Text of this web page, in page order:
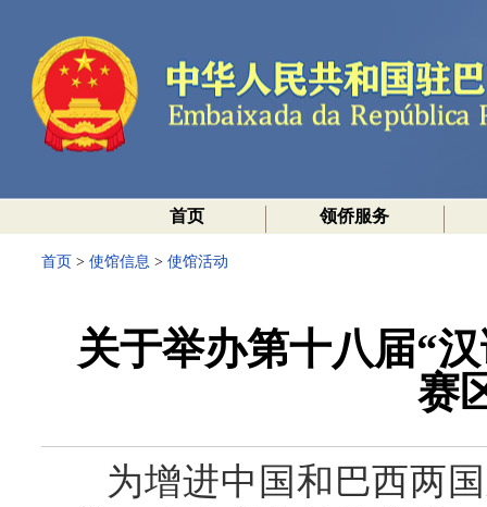
首页 领侨服务
首页 > 使馆信息 > 使馆活动
关于举办第十八届“
赛
为增进中国和巴西两